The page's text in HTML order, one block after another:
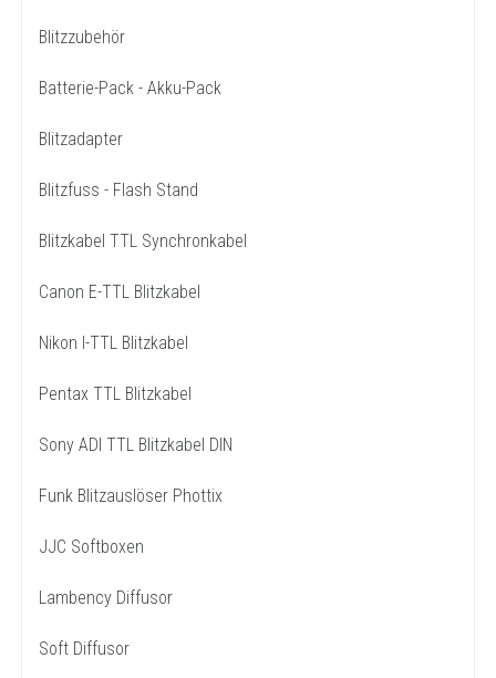
Blitzzubehör
Batterie-Pack - Akku-Pack
Blitzadapter
Blitzfuss - Flash Stand
Blitzkabel TTL Synchronkabel
Canon E-TTL Blitzkabel
Nikon I-TTL Blitzkabel
Pentax TTL Blitzkabel
Sony ADI TTL Blitzkabel DIN
Funk Blitzauslöser Phottix
JJC Softboxen
Lambency Diffusor
Soft Diffusor